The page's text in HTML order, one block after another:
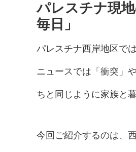
パレスチナ現
毎日」
パレスチナ西岸地区で
ニュースでは「衝突」
ちと同じように家族と
今回ご紹介するのは、